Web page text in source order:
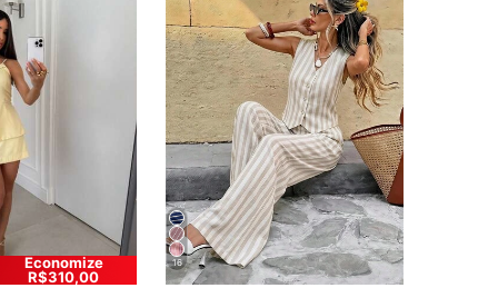
Economize
R$310,00
16